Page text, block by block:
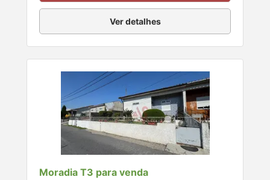
Ver detalhes
Moradia T3 para venda